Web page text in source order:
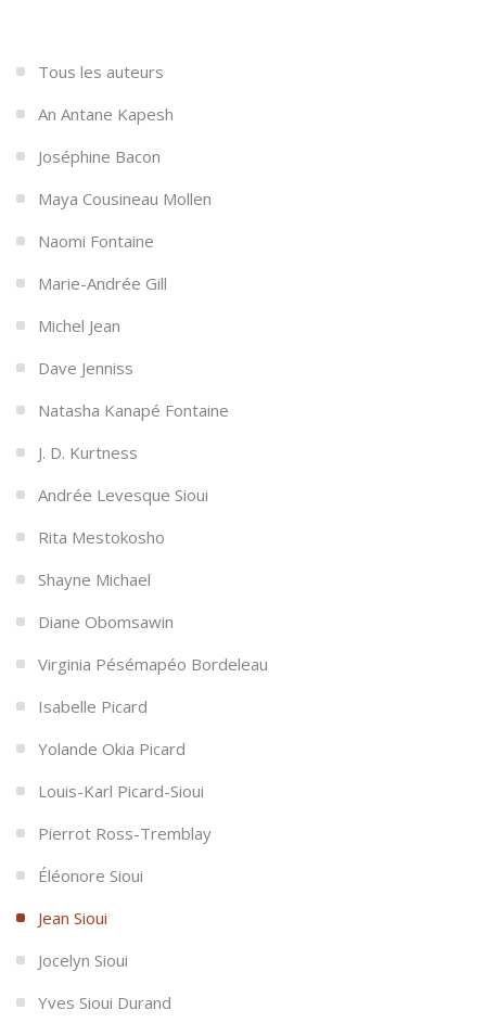
Tous les auteurs
An Antane Kapesh
Joséphine Bacon
Maya Cousineau Mollen
Naomi Fontaine
Marie-Andrée Gill
Michel Jean
Dave Jenniss
Natasha Kanapé Fontaine
J. D. Kurtness
Andrée Levesque Sioui
Rita Mestokosho
Shayne Michael
Diane Obomsawin
Virginia Pésémapéo Bordeleau
Isabelle Picard
Yolande Okia Picard
Louis-Karl Picard-Sioui
Pierrot Ross-Tremblay
Éléonore Sioui
Jean Sioui
Jocelyn Sioui
Yves Sioui Durand